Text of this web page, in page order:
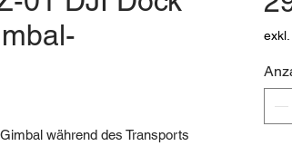
während des Transports
exkl.